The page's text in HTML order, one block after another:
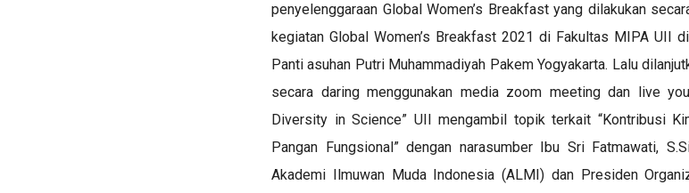
penyelenggaraan Global Women’s Breakfastyang dilakukan
kegiatan Global Women’s Breakfast 2021 di Fakultas MIPA UII
Panti asuhan Putri Muhammadiyah Pakem Yogyakarta. Lalu
secara daring menggunakan media zoom meeting dan live
Diversity in Science” UII mengambil topik terkait “Kontribusi
Pangan Fungsional” dengan narasumber Ibu Sri Fatmawati,
Akademi Ilmuwan Muda Indonesia (ALMI) dan Presiden